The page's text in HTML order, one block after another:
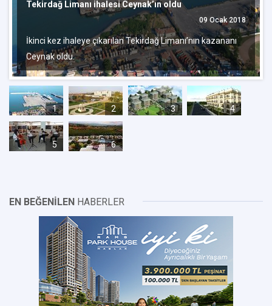
Tekirdağ Limanı ihalesi Ceynak’ın oldu
09 Ocak 2018
İkinci kez ihaleye çıkarılan Tekirdağ Limanı’nın kazananı
Ceynak oldu.
1 2 3 4
5 6
EN BEĞENİLEN HABERLER